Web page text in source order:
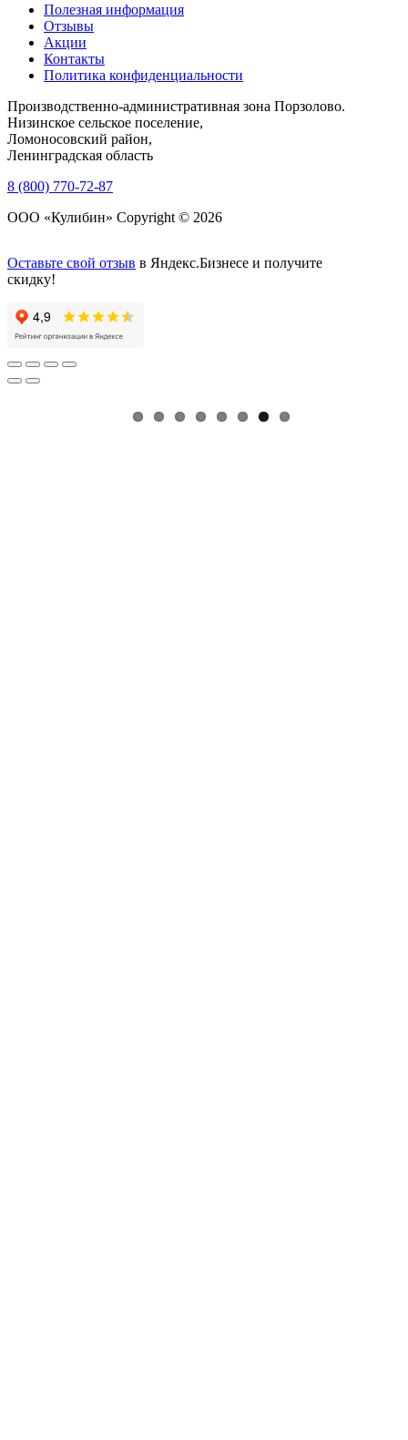
Полезная информация
Отзывы
Акции
Контакты
Политика конфиденциальности
Производственно-административная зона Порзолово.
Низинское сельское поселение,
Ломоносовский район,
Ленинградская область
8 (800) 770-72-87
ООО «Кулибин» Copyright © 2026
Оставьте свой отзыв в Яндекс.Бизнесе и получите
скидку!